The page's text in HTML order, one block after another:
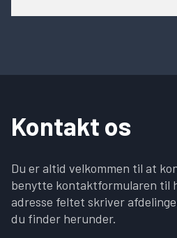
Kontakt os
Du er altid velkommen til at
benytte kontaktformularen til
adresse feltet skriver
du finder herunder.